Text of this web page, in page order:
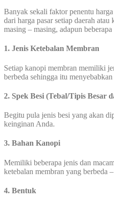
Banyak sekali faktor penentu
dari harga pasar setiap daerah
masing – masing, adapun
1. Jenis Ketebalan Membran
Setiap kanopi membran memiliki
berbeda sehingga itu
2. Spek Besi (Tebal/Tipis Besar
Begitu pula jenis besi yang akan
keinginan Anda.
3. Bahan Kanopi
Memiliki beberapa jenis dan
ketebalan membran yang berbeda
4. Bentuk